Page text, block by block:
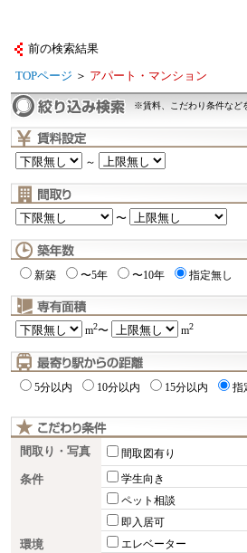
前の検索結果
TOPページ ＞ アパート・マンション
※賃料、こだわり条件など
～
〜
新築 〜5年 〜10年 指定無し
m2〜 m2
5分以内 10分以内 15分以内 指
間取り・写真 間取図有り
条件 学生向き
ペット相談
即入居可
環境 エレベーター